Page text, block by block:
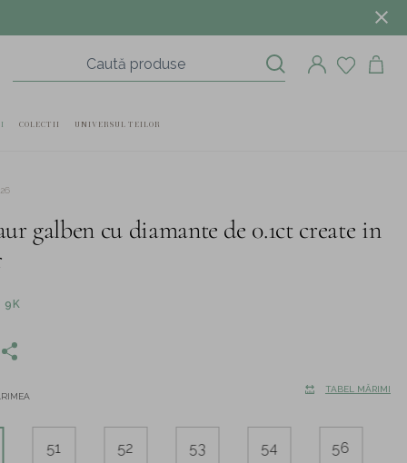
COLECTII UNIVERSUL TEILOR
galben cu diamante de 0.1ct create in
9K
TABEL MĂRIMI
51 52 53 54 56